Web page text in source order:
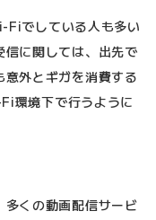
Fiでしている人も多い
に関しては、出先で
外とギガを消費する
環境下で行うように
くの動画配信サービ